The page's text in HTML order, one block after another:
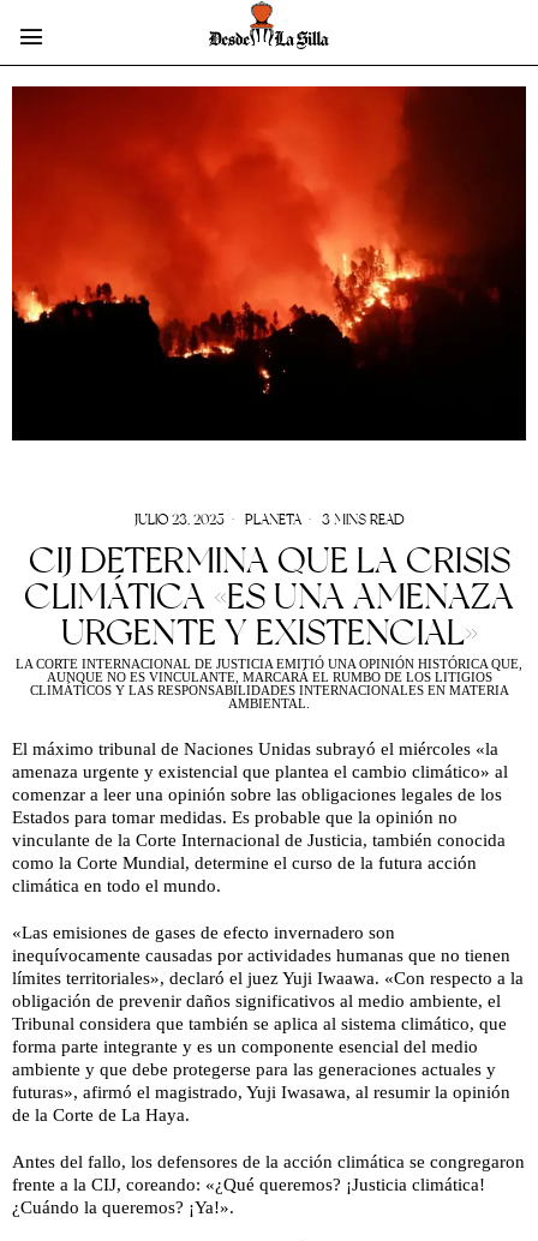
JULIO 23, 2025 PLANETA 3 MINS READ
CIJ DETERMINA QUE LA CRISIS
CLIMÁTICA «ES UNA AMENAZA
URGENTE Y EXISTENCIAL»
LA CORTE INTERNACIONAL DE JUSTICIA EMITIÓ UNA OPINIÓN HISTÓRICA QUE,
AUNQUE NO ES VINCULANTE, MARCARÁ EL RUMBO DE LOS LITIGIOS
CLIMÁTICOS Y LAS RESPONSABILIDADES INTERNACIONALES EN MATERIA
AMBIENTAL.
El máximo tribunal de Naciones Unidas subrayó el miércoles «la
amenaza urgente y existencial que plantea el cambio climático» al
comenzar a leer una opinión sobre las obligaciones legales de los
Estados para tomar medidas. Es probable que la opinión no
vinculante de la Corte Internacional de Justicia, también conocida
como la Corte Mundial, determine el curso de la futura acción
climática en todo el mundo.
«Las emisiones de gases de efecto invernadero son
inequívocamente causadas por actividades humanas que no tienen
límites territoriales», declaró el juez Yuji Iwaawa. «Con respecto a la
obligación de prevenir daños significativos al medio ambiente, el
Tribunal considera que también se aplica al sistema climático, que
forma parte integrante y es un componente esencial del medio
ambiente y que debe protegerse para las generaciones actuales y
futuras», afirmó el magistrado, Yuji Iwasawa, al resumir la opinión
de la Corte de La Haya.
Antes del fallo, los defensores de la acción climática se congregaron
frente a la CIJ, coreando: «¿Qué queremos? ¡Justicia climática!
¿Cuándo la queremos? ¡Ya!».